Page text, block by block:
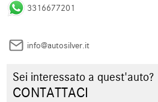
3316677201
info@autosilver.it
Sei interessato a quest'auto?
CONTATTACI